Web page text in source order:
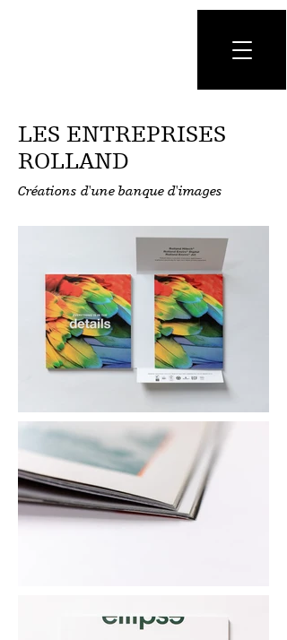
LES ENTREPRISES
ROLLAND
Créations d'une banque d'images